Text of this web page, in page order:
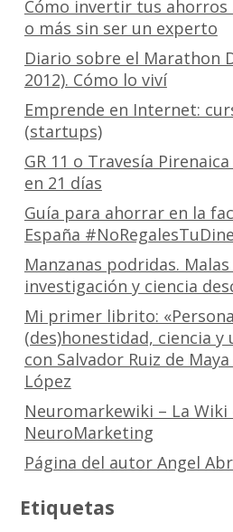
Cómo invertir tus
o más sin ser un experto
Diario sobre el Marathon
2012). Cómo lo viví
Emprende en Internet:
(startups)
GR 11 o Travesía
en 21 días
Guía para ahorrar en la
España
Manzanas podridas.
investigación y ciencia
Mi primer librito:
(des)honestidad, ciencia y
con Salvador Ruiz de
López
Neuromarkewiki – La Wiki
NeuroMarketing
Página del autor Angel
Etiquetas